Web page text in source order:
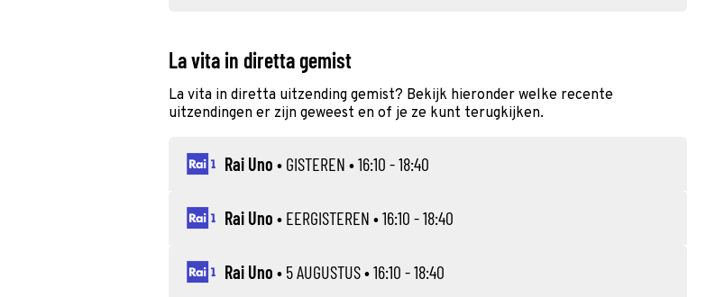
La vita in diretta gemist
La vita in diretta uitzending gemist? Bekijk hieronder welke recente
uitzendingen er zijn geweest en of je ze kunt terugkijken.
Rai Uno • GISTEREN • 16:10 - 18:40
Rai Uno • EERGISTEREN • 16:10 - 18:40
Rai Uno • 5 AUGUSTUS• 16:10 - 18:40